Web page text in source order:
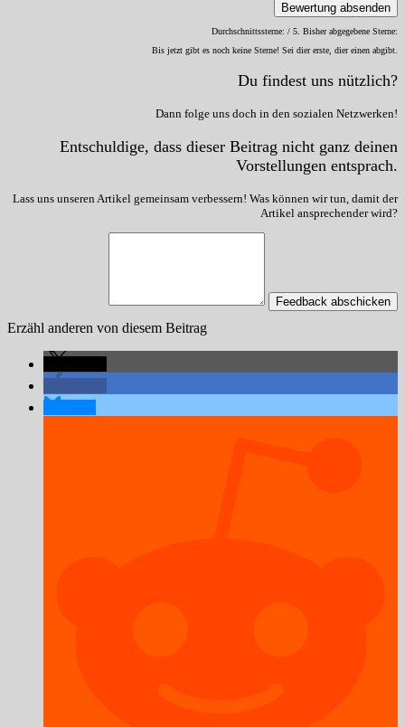
Bewertung absenden
Durchschnittssterne: / 5. Bisher abgegebene Sterne:
Bis jetzt gibt es noch keine Sterne! Sei dier erste, dier einen abgibt.
Du findest uns nützlich?
Dann folge uns doch in den sozialen Netzwerken!
Entschuldige, dass dieser Beitrag nicht ganz deinen
Vorstellungen entsprach.
Lass uns unseren Artikel gemeinsam verbessern! Was können wir tun, damit der
Artikel ansprechender wird?
Feedback abschicken
Erzähl anderen von diesem Beitrag